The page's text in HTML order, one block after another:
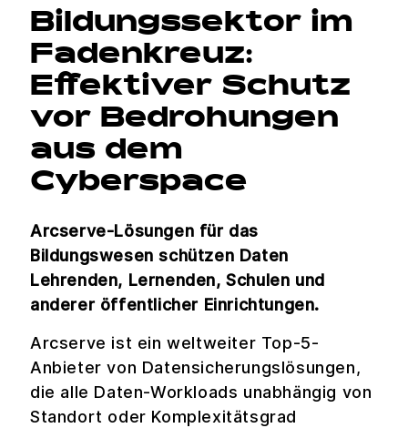
Bildungssektor im
Fadenkreuz:
Effektiver Schutz
vor Bedrohungen
aus dem
Cyberspace
Arcserve-Lösungen für das
Bildungswesen schützen Daten
Lehrenden, Lernenden, Schulen und
anderer öffentlicher Einrichtungen.
Arcserve ist ein weltweiter Top-5-
Anbieter von Datensicherungslösungen,
die alle Daten-Workloads unabhängig von
Standort oder Komplexitätsgrad